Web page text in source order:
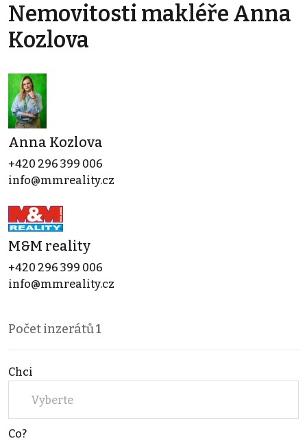
Nemovitosti makléře Anna
Kozlova
Anna Kozlova
+420 296 399 006
info@mmreality.cz
M&M reality
+420 296 399 006
info@mmreality.cz
Počet inzerátů1
Chci
Vyberte
Co?